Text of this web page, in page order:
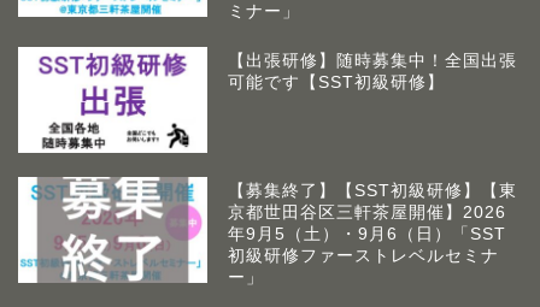
ミナー」
【出張研修】随時募集中！全国出張
可能です【SST初級研修】
【募集終了】【SST初級研修】【東
京都世田谷区三軒茶屋開催】2026
年9月5（土）・9月6（日）「SST
初級研修ファーストレベルセミナ
ー」
アームズラボとは
作業療法士 佐藤俊之につい